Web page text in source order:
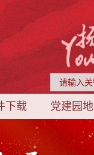
下载 党建园地